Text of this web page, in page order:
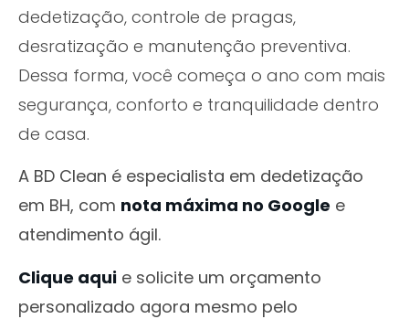
dedetização, controle de pragas,
desratização e manutenção preventiva.
Dessa forma, você começa o ano com mais
segurança, conforto e tranquilidade dentro
de casa.
A BD Clean é especialista em dedetização
em BH, com nota máxima no Google e
atendimento ágil.
Clique aqui e solicite um orçamento
personalizado agora mesmo pelo